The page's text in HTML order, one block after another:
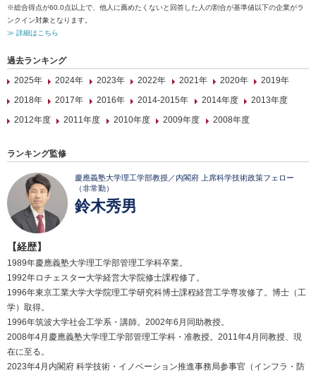
※総合得点が60.0点以上で、他人に薦めたくないと回答した人の割合が基準値以下の企業がラ
ンクイン対象となります。
≫ 詳細はこちら
過去ランキング
2025年
2024年 2023年 2022年 2021年 2020年
2019年
2018年
2017年 2016年 2014-2015年 2014年度
2013年度
2012年度
2011年度 2010年度 2009年度 2008年度
ランキング監修
慶應義塾大学理工学部教授／内閣府 上席科学技術政策フェロー
（非常勤）
鈴木秀男
【経歴】
1989年慶應義塾大学理工学部管理工学科卒業。
1992年ロチェスター大学経営大学院修士課程修了。
1996年東京工業大学大学院理工学研究科博士課程経営工学専攻修了。博士（工
学）取得。
1996年筑波大学社会工学系・講師。2002年6月同助教授。
2008年4月慶應義塾大学理工学部管理工学科・准教授。2011年4月同教授、現
在に至る。
2023年4月内閣府 科学技術・イノベーション推進事務局参事官（インフラ・防